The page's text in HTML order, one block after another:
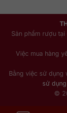
Sản phẩm rượu tại
Việc mua hàng
Bằng việc sử dụng
sử dụng
©